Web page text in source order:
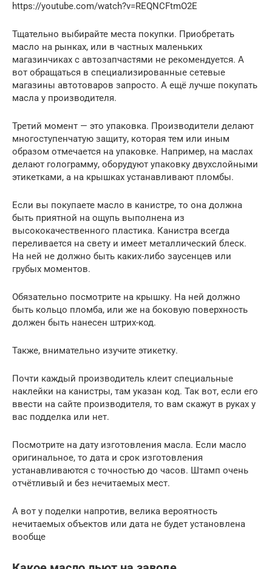
https://youtube.com/watch?v=REQNCFtmO2E
Тщательно выбирайте места покупки. Приобретать
масло на рынках, или в частных маленьких
магазинчиках с автозапчастями не рекомендуется. А
вот обращаться в специализированные сетевые
магазины автотоваров запросто. А ещё лучше покупать
масла у производителя.
Третий момент — это упаковка. Производители делают
многоступенчатую защиту, которая тем или иным
образом отмечается на упаковке. Например, на маслах
делают голограмму, оборудуют упаковку двухслойными
этикетками, а на крышках устанавливают пломбы.
Если вы покупаете масло в канистре, то она должна
быть приятной на ощупь выполнена из
высококачественного пластика. Канистра всегда
переливается на свету и имеет металлический блеск.
На ней не должно быть каких-либо заусенцев или
грубых моментов.
Обязательно посмотрите на крышку. На ней должно
быть кольцо пломба, или же на боковую поверхность
должен быть нанесен штрих-код.
Также, внимательно изучите этикетку.
Почти каждый производитель клеит специальные
наклейки на канистры, там указан код. Так вот, если его
ввести на сайте производителя, то вам скажут в руках у
вас подделка или нет.
Посмотрите на дату изготовления масла. Если масло
оригинальное, то дата и срок изготовления
устанавливаются с точностью до часов. Штамп очень
отчётливый и без нечитаемых мест.
А вот у поделки напротив, велика вероятность
нечитаемых объектов или дата не будет установлена
вообще